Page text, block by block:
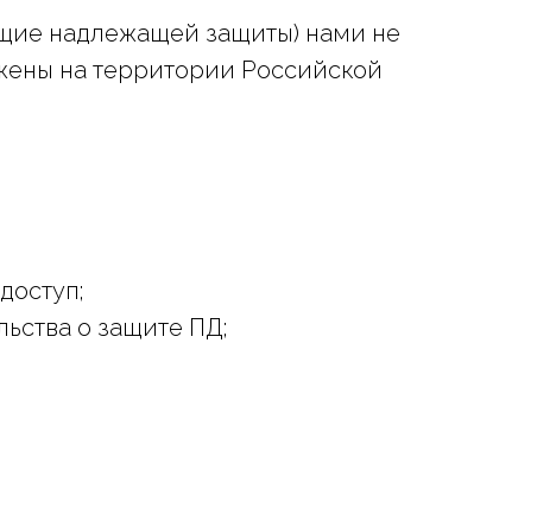
надлежащей защиты) нами не
на территории Российской
о защите ПД;